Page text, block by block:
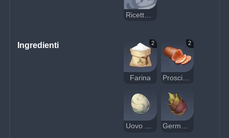
Ricetta: Sapori di casa
Ingredienti 2
Farina
2
Uovo d'uccello Germoglio di bambù